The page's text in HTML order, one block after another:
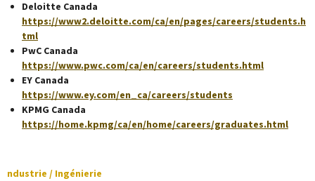
Deloitte Canada
https://www2.deloitte.com/ca/en/pages/careers/students.h
tml
PwC Canada
https://www.pwc.com/ca/en/careers/students.html
EY Canada
https://www.ey.com/en_ca/careers/students
KPMG Canada
https://home.kpmg/ca/en/home/careers/graduates.html
ndustrie / Ingénierie